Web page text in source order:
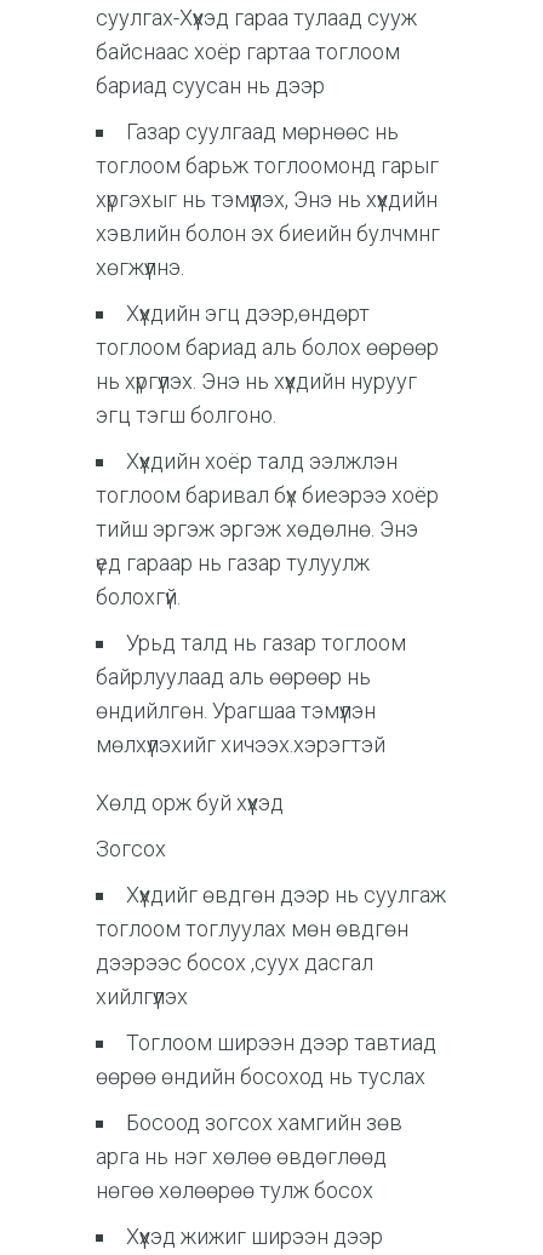
суулгах-Хүүхэд гараа тулаад сууж
байснаас хоёр гартаа тоглоом
бариад суусан нь дээр
Газар суулгаад мөрнөөс нь
тоглоом барьж тоглоомонд гарыг
хүргэхыг нь тэмүүлэх, Энэ нь хүүхдийн
хэвлийн болон эх биеийн булчмнг
хөгжүүлнэ.
Хүүхдийн эгц дээр,өндөрт
тоглоом бариад аль болох өөрөөр
нь хүргүүлэх. Энэ нь хүүхдийн нурууг
эгц тэгш болгоно.
Хүүхдийн хоёр талд ээлжлэн
тоглоом баривал бүх биеэрээ хоёр
тийш эргэж эргэж хөдөлнө. Энэ
үед гараар нь газар тулуулж
болохгүй.
Урьд талд нь газар тоглоом
байрлуулаад аль өөрөөр нь
өндийлгөн. Урагшаа тэмүүлэн
мөлхүүлэхийг хичээх.хэрэгтэй
Хөлд орж буй хүүхэд
Зогсох
Хүүхдийг өвдгөн дээр нь суулгаж
тоглоом тоглуулах мөн өвдгөн
дээрээс босох ,суух дасгал
хийлгүүлэх
Тоглоом ширээн дээр тавтиад
өөрөө өндийн босоход нь туслах
Босоод зогсох хамгийн зөв
арга нь нэг хөлөө өвдөглөөд
нөгөө хөлөөрөө тулж босох
Хүүхэд жижиг ширээн дээр